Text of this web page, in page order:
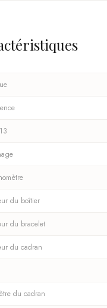
du boîtier
du bracelet
du cadran
du cadran